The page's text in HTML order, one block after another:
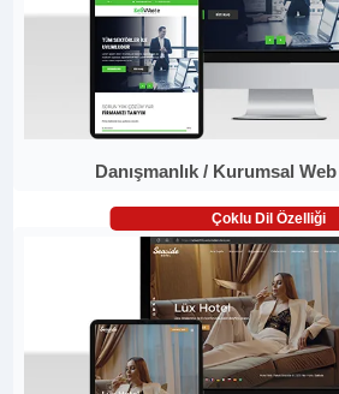
Danışmanlık / Kurumsal
Çoklu Dil Özelliği